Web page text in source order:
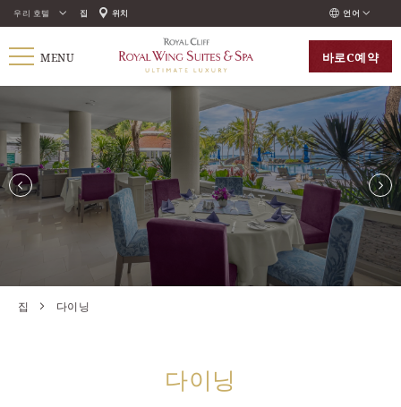
우리 호텔 집 위치 언어
ENGLISH
РУССКИЙ
한국인
中国人
MENU 바로С예약
집 다이닝
다이닝